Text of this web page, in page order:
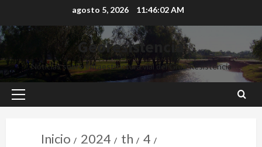
agosto 5, 2026 11:46:04 AM
Georesistencia
Noticias sobre infraestructura vial del Gran Resistencia
Inicio 2024 th
4